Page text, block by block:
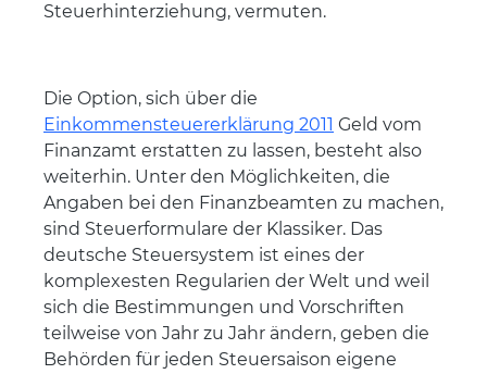
Steuerhinterziehung, vermuten.
Die Option, sich über die
Einkommensteuererklärung 2011 Geld vom
Finanzamt erstatten zu lassen, besteht also
weiterhin. Unter den Möglichkeiten, die
Angaben bei den Finanzbeamten zu machen,
sind Steuerformulare der Klassiker. Das
deutsche Steuersystem ist eines der
komplexesten Regularien der Welt und weil
sich die Bestimmungen und Vorschriften
teilweise von Jahr zu Jahr ändern, geben die
Behörden für jeden Steuersaison eigene